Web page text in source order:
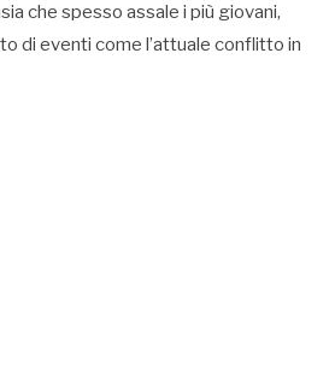
che spesso assale i più giovani,
di eventi come l’attuale conflitto in